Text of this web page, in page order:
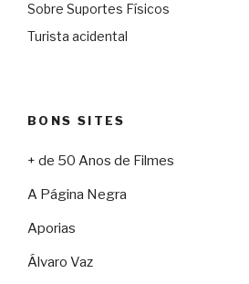
Sobre Suportes Físicos
Turista acidental
BONS SITES
+ de 50 Anos de Filmes
A Página Negra
Aporias
Álvaro Vaz